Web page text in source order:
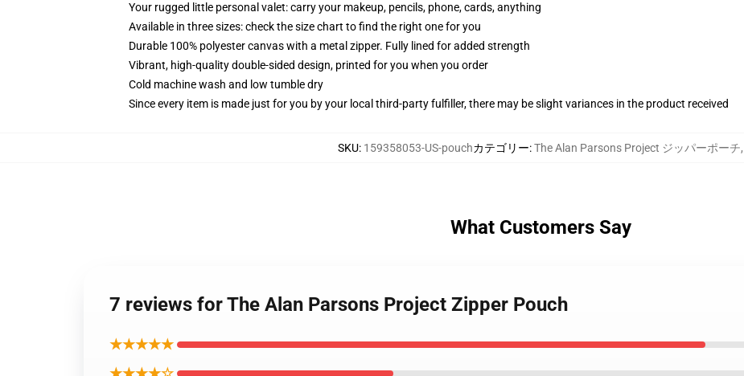
Your rugged little personal valet: carry your makeup, pencils, phone, cards, anything
Available in three sizes: check the size chart to find the right one for you
Durable 100% polyester canvas with a metal zipper. Fully lined for added strength
Vibrant, high-quality double-sided design, printed for you when you order
Cold machine wash and low tumble dry
Since every item is made just for you by your local third-party fulfiller, there may be slight variances in the product received
SKU: 159358053-US-pouchカテゴリー:The Alan Parsons Project ジッパーポーチ,
What Customers Say
7 reviews for The Alan Parsons Project Zipper Pouch
★★★★★